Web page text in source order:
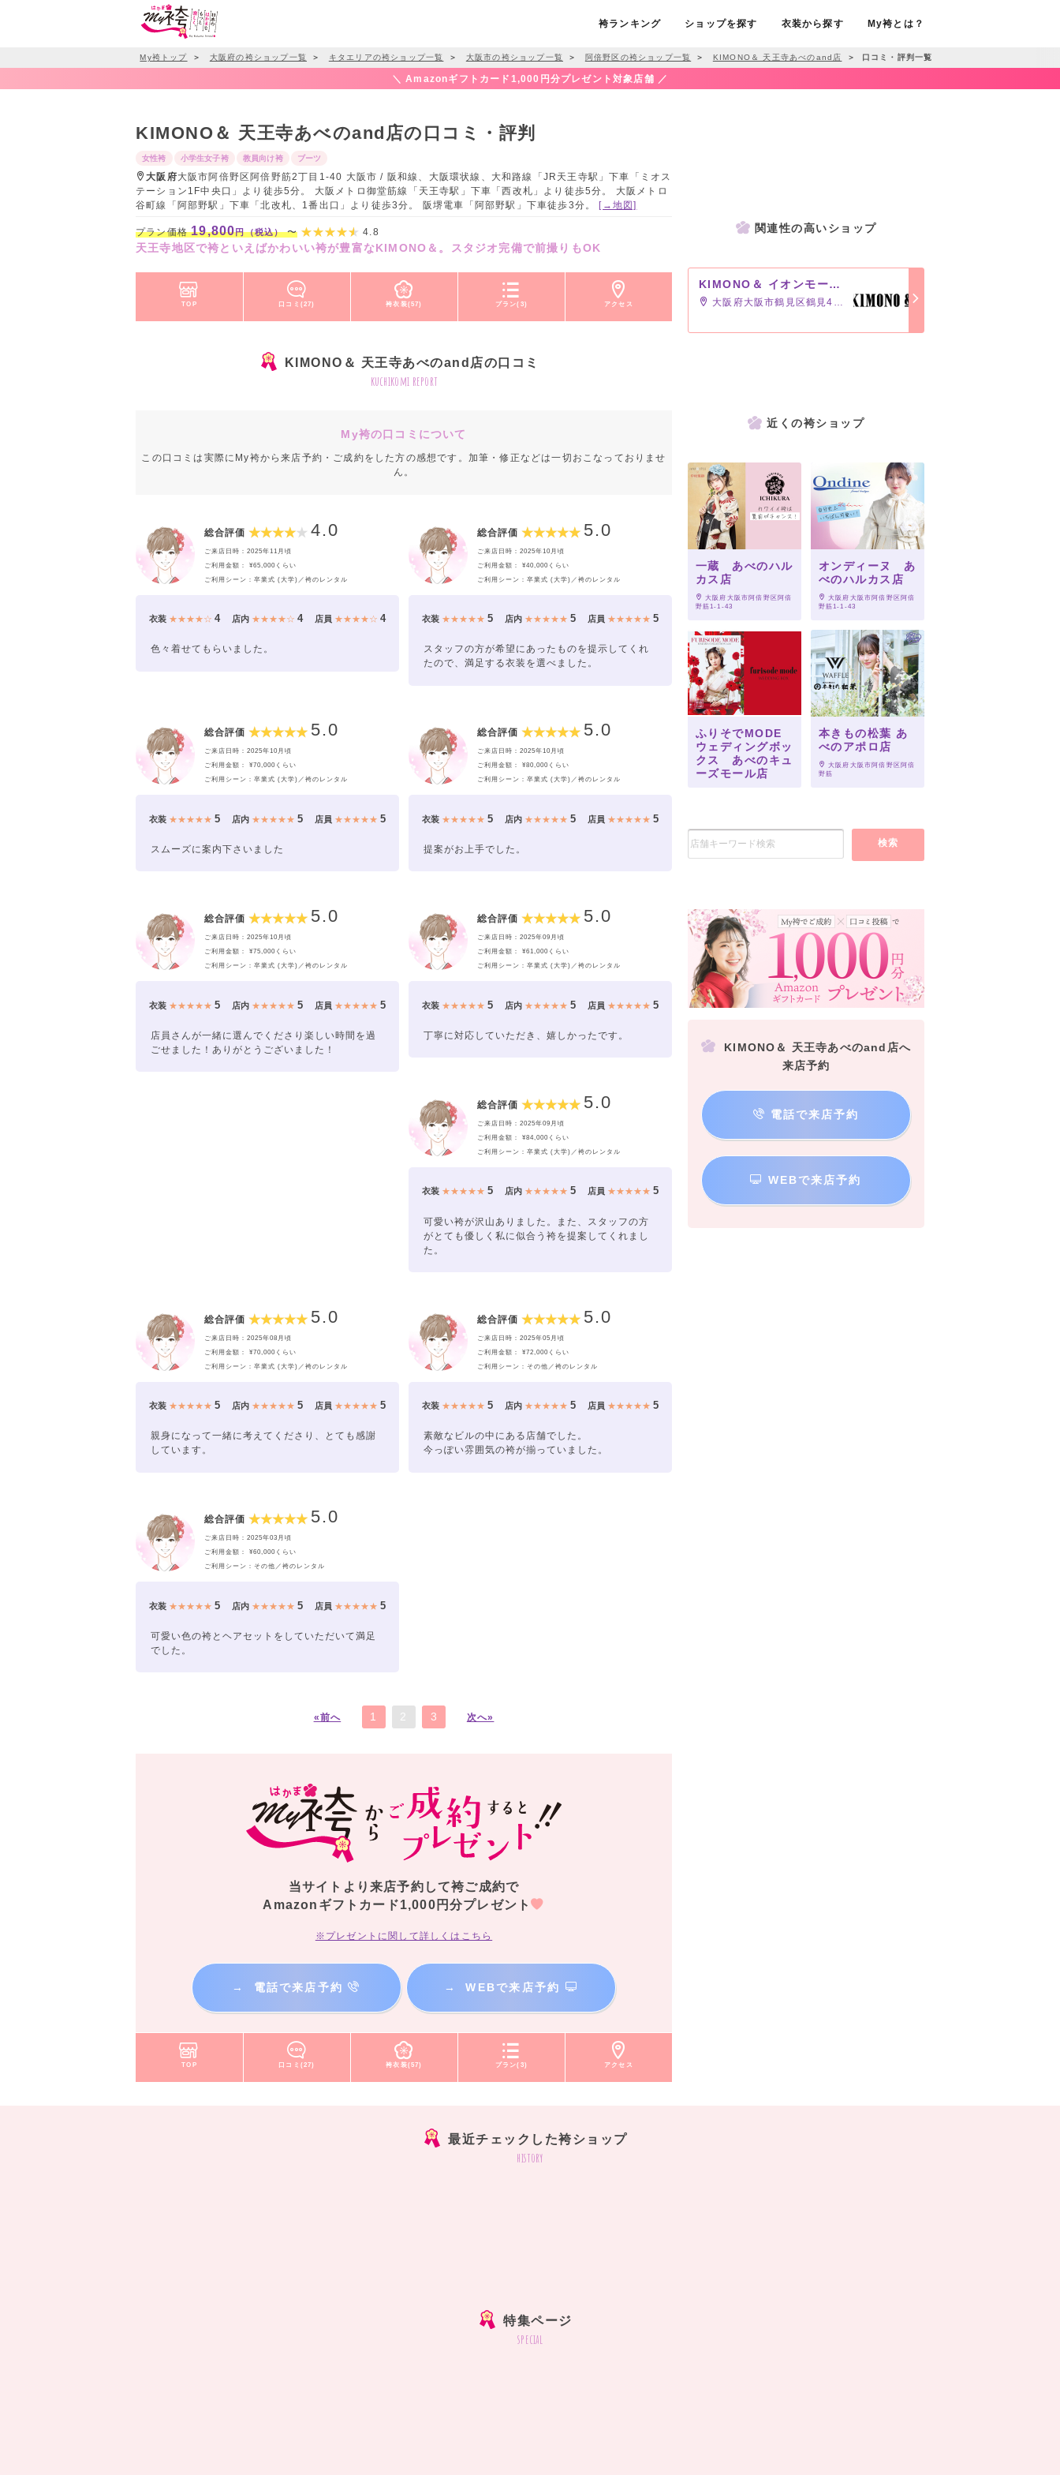
袴ランキング ショップを探す 衣装から探す My袴とは？
My袴トップ ＞ 大阪府の袴ショップ一覧 ＞ キタエリアの袴ショップ一覧 ＞ 大阪市の袴ショップ一覧 ＞ 阿倍野区の袴ショップ一覧 ＞ KIMONO＆ 天王寺あべのand店 ＞ 口コミ・評判一覧
＼ Amazonギフトカード1,000円分プレゼント対象店舗 ／
KIMONO＆ 天王寺あべのand店の口コミ・評判
女性袴 小学生女子袴 教員向け袴 ブーツ
大阪府大阪市阿倍野区阿倍野筋2丁目1-40 大阪市 / 阪和線、大阪環状線、大和路線「JR天王寺駅」下車「ミオス
テーション1F中央口」より徒歩5分。 大阪メトロ御堂筋線「天王寺駅」下車「西改札」より徒歩5分。 大阪メトロ
谷町線「阿部野駅」下車「北改札、1番出口」より徒歩3分。 阪堺電車「阿部野駅」下車徒歩3分。
[→地図]
プラン価格19,800円（税込）〜 4.8
天王寺地区で袴といえばかわいい袴が豊富なKIMONO＆。スタジオ完備で前撮りもOK
TOP 口コミ(27) 袴衣装(57) プラン(3) アクセス
KIMONO＆ 天王寺あべのand店の口コミ
kuchikomi report
My袴の口コミについて
この口コミは実際にMy袴から来店予約・ご成約をした方の感想です。加筆・修正などは一切おこなっておりませ
ん。
総合評価 4.0
ご来店日時：2025年11月頃
ご利用金額： ¥65,000くらい
ご利用シーン：卒業式 (大学)／袴のレンタル
衣装 ★★★★☆4 店内 ★★★★☆ 4 店員 ★★★★☆ 4
色々着せてもらいました。
総合評価 5.0
ご来店日時：2025年10月頃
ご利用金額： ¥40,000くらい
ご利用シーン：卒業式 (大学)／袴のレンタル
衣装 ★★★★★5 店内 ★★★★★ 5 店員 ★★★★★ 5
スタッフの方が希望にあったものを提示してくれ
たので、満足する衣装を選べました。
総合評価 5.0
ご来店日時：2025年10月頃
ご利用金額： ¥70,000くらい
ご利用シーン：卒業式 (大学)／袴のレンタル
衣装 ★★★★★5 店内 ★★★★★ 5 店員 ★★★★★ 5
スムーズに案内下さいました
総合評価 5.0
ご来店日時：2025年10月頃
ご利用金額： ¥80,000くらい
ご利用シーン：卒業式 (大学)／袴のレンタル
衣装 ★★★★★5 店内 ★★★★★ 5 店員 ★★★★★ 5
提案がお上手でした。
総合評価 5.0
ご来店日時：2025年10月頃
ご利用金額： ¥75,000くらい
ご利用シーン：卒業式 (大学)／袴のレンタル
衣装 ★★★★★5 店内 ★★★★★ 5 店員 ★★★★★ 5
店員さんが一緒に選んでくださり楽しい時間を過
ごせました！ありがとうございました！
総合評価 5.0
ご来店日時：2025年09月頃
ご利用金額： ¥61,000くらい
ご利用シーン：卒業式 (大学)／袴のレンタル
衣装 ★★★★★5 店内 ★★★★★ 5 店員 ★★★★★ 5
丁寧に対応していただき、嬉しかったです。
総合評価 5.0
ご来店日時：2025年09月頃
ご利用金額： ¥84,000くらい
ご利用シーン：卒業式 (大学)／袴のレンタル
衣装 ★★★★★5 店内 ★★★★★ 5 店員 ★★★★★ 5
可愛い袴が沢山ありました。また、スタッフの方
がとても優しく私に似合う袴を提案してくれまし
た。
総合評価 5.0
ご来店日時：2025年08月頃
ご利用金額： ¥70,000くらい
ご利用シーン：卒業式 (大学)／袴のレンタル
衣装 ★★★★★5 店内 ★★★★★ 5 店員 ★★★★★ 5
親身になって一緒に考えてくださり、とても感謝
しています。
総合評価 5.0
ご来店日時：2025年05月頃
ご利用金額： ¥72,000くらい
ご利用シーン：その他／袴のレンタル
衣装 ★★★★★5 店内 ★★★★★ 5 店員 ★★★★★ 5
素敵なビルの中にある店舗でした。
今っぽい雰囲気の袴が揃っていました。
総合評価 5.0
ご来店日時：2025年03月頃
ご利用金額： ¥60,000くらい
ご利用シーン：その他／袴のレンタル
衣装 ★★★★★5 店内 ★★★★★ 5 店員 ★★★★★ 5
可愛い色の袴とヘアセットをしていただいて満足
でした。
«前へ 1 2 3 次へ»
当サイトより来店予約して袴ご成約で
Amazonギフトカード1,000円分プレゼント
※プレゼントに関して詳しくはこちら
→ 電話で来店予約 → WEBで来店予約
TOP 口コミ(27) 袴衣装(57) プラン(3) アクセス
関連性の高いショップ
KIMONO＆ イオンモール鶴見緑地店
大阪府大阪市鶴見区鶴見4-17-1
近くの袴ショップ
一蔵 あべのハル
カス店
大阪府大阪市阿倍野区阿倍
野筋1-1-43
オンディーヌ あ
べのハルカス店
大阪府大阪市阿倍野区阿倍
野筋1-1-43
ふりそでMODE
ウェディングボッ
クス あべのキュ
ーズモール店
本きもの松葉 あ
べのアポロ店
大阪府大阪市阿倍野区阿倍
野筋
検索
KIMONO＆ 天王寺あべのand店へ
来店予約
電話で来店予約
WEBで来店予約
最近チェックした袴ショップ
history
特集ページ
special